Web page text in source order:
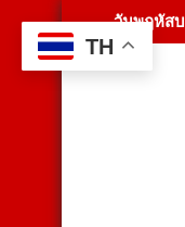
to
content
วันพฤหัส
TH